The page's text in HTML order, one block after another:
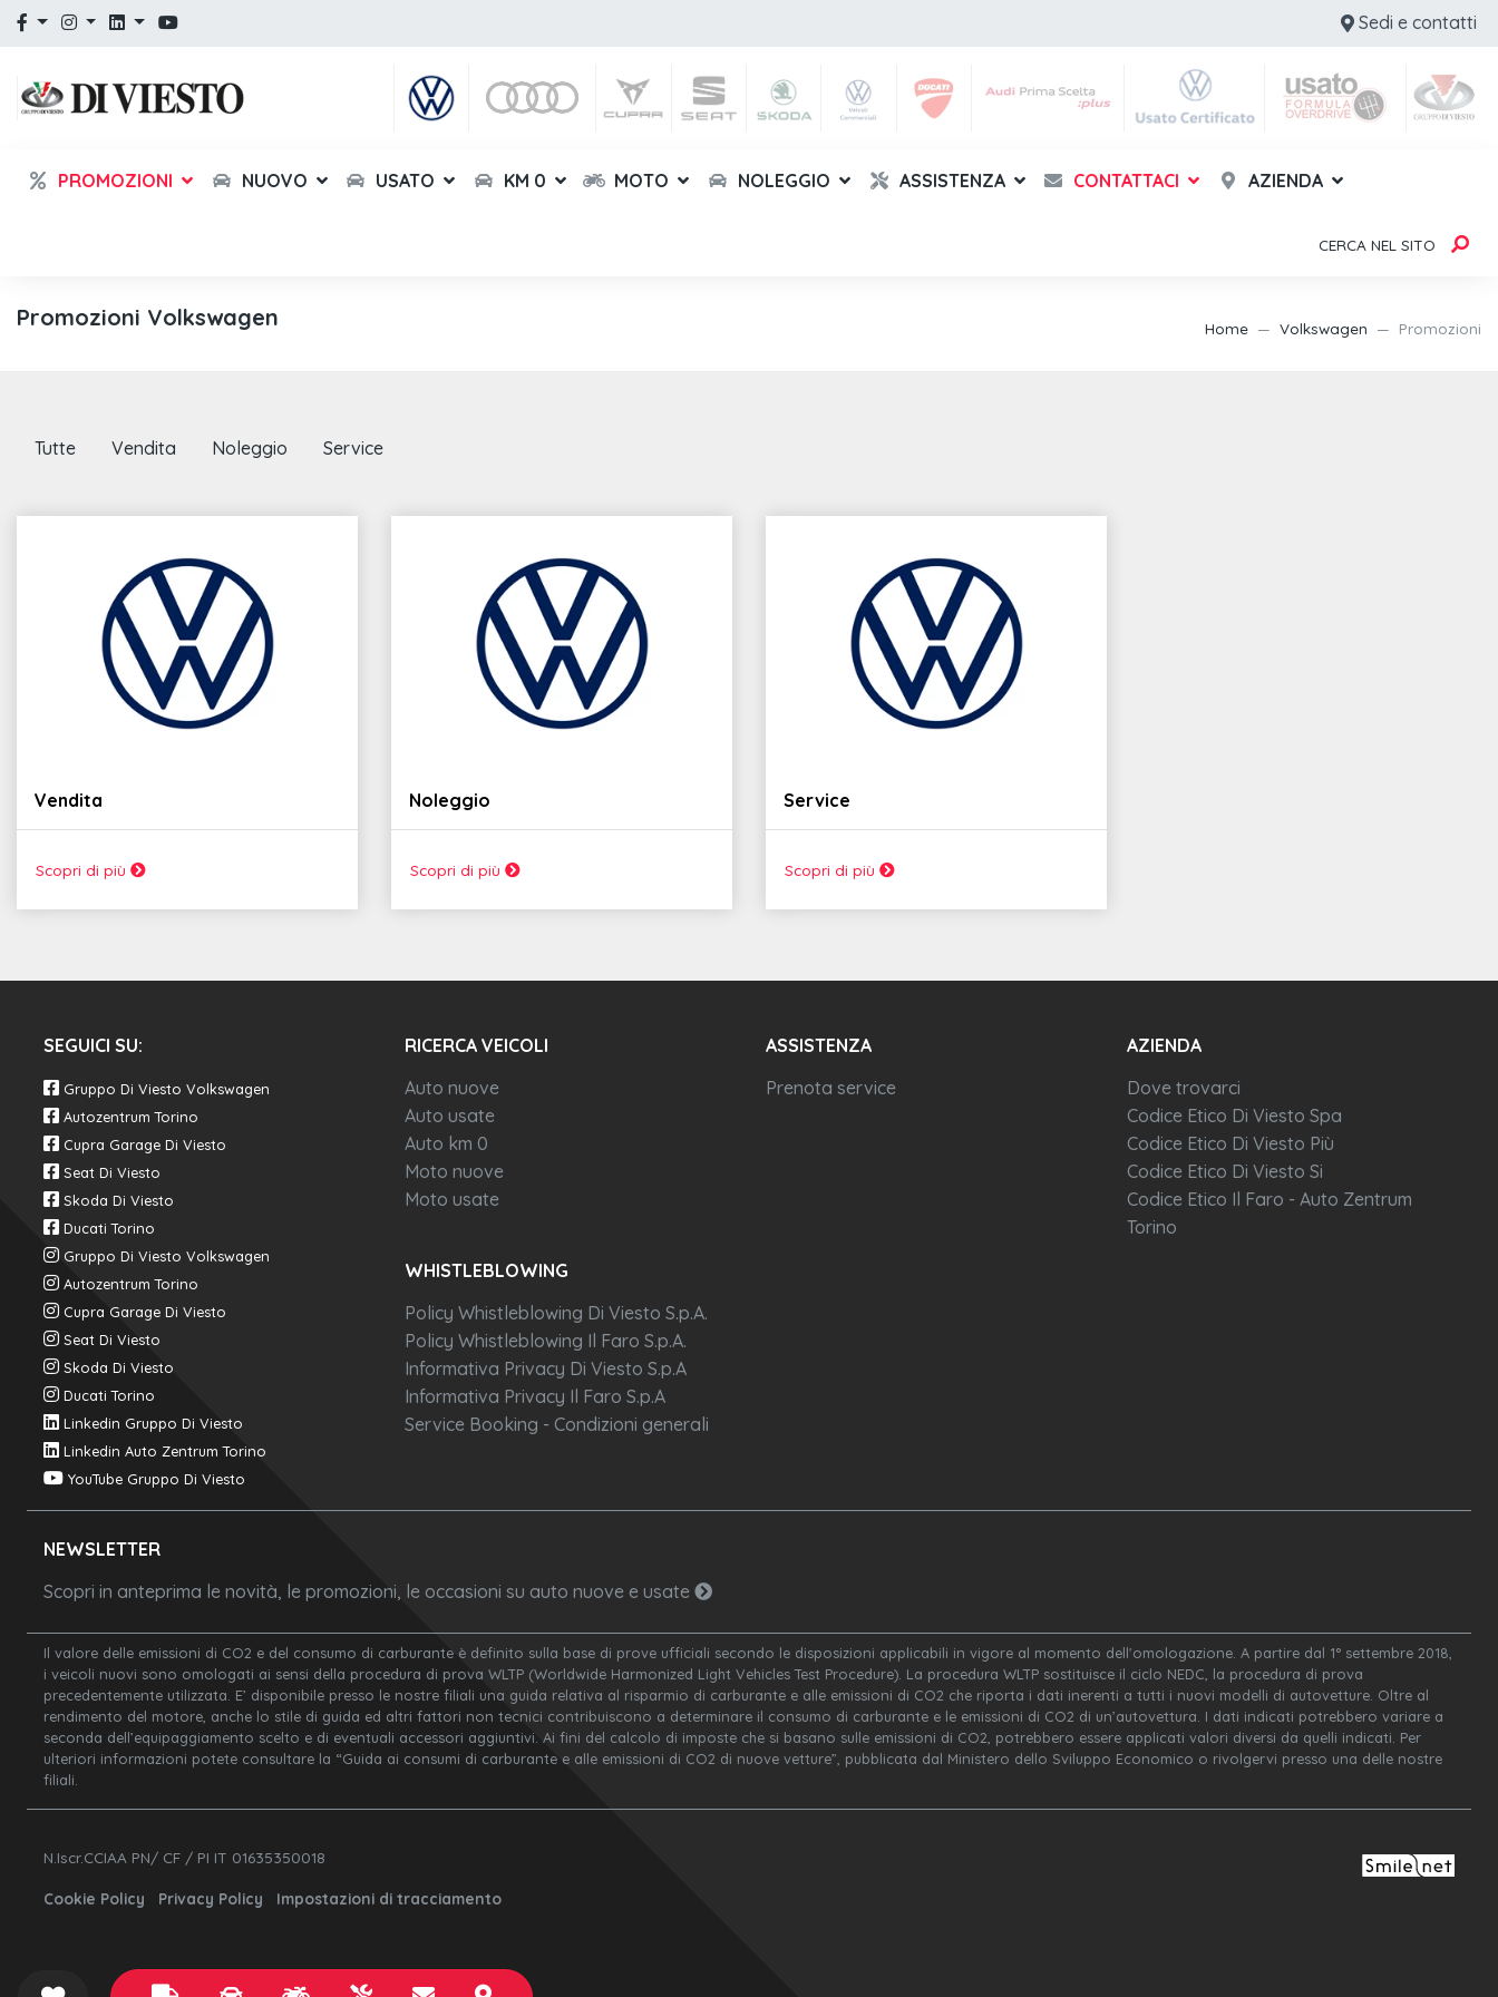
Sedi e contatti
PROMOZIONI NUOVO USATO KM 0 MOTO NOLEGGIO ASSISTENZA CONTATTACI AZIENDA
CERCA NEL SITO
Promozioni Volkswagen Home Volkswagen Promozioni
Tutte Vendita Noleggio Service
Vendita
Scopri di più
Noleggio
Scopri di più
Service
Scopri di più
SEGUICI SU:
Gruppo Di Viesto Volkswagen
Autozentrum Torino
Cupra Garage Di Viesto
Seat Di Viesto
Skoda Di Viesto
Ducati Torino
Gruppo Di Viesto Volkswagen
Autozentrum Torino
Cupra Garage Di Viesto
Seat Di Viesto
Skoda Di Viesto
Ducati Torino
Linkedin Gruppo Di Viesto
Linkedin Auto Zentrum Torino
YouTube Gruppo Di Viesto
RICERCA VEICOLI
Auto nuove
Auto usate
Auto km 0
Moto nuove
Moto usate
ASSISTENZA
Prenota service
AZIENDA
Dove trovarci
Codice Etico Di Viesto Spa
Codice Etico Di Viesto Più
Codice Etico Di Viesto Si
Codice Etico Il Faro - Auto Zentrum
Torino
WHISTLEBLOWING
Policy Whistleblowing Di Viesto S.p.A.
Policy Whistleblowing Il Faro S.p.A.
Informativa Privacy Di Viesto S.p.A
Informativa Privacy Il Faro S.p.A
Service Booking - Condizioni generali
NEWSLETTER
Scopri in anteprima le novità, le promozioni, le occasioni su auto nuove e usate
Il valore delle emissioni di CO2 e del consumo di carburante è definito sulla base di prove ufficiali secondo le disposizioni applicabili in vigore al momento dell'omologazione. A partire dal 1° settembre 2018,
i veicoli nuovi sono omologati ai sensi della procedura di prova WLTP (Worldwide Harmonized Light Vehicles Test Procedure). La procedura WLTP sostituisce il ciclo NEDC, la procedura di prova
precedentemente utilizzata. E’ disponibile presso le nostre filiali una guida relativa al risparmio di carburante e alle emissioni di CO2 che riporta i dati inerenti a tutti i nuovi modelli di autovetture. Oltre al
rendimento del motore, anche lo stile di guida ed altri fattori non tecnici contribuiscono a determinare il consumo di carburante e le emissioni di CO2 di un’autovettura. I dati indicati potrebbero variare a
seconda dell’equipaggiamento scelto e di eventuali accessori aggiuntivi. Ai fini del calcolo di imposte che si basano sulle emissioni di CO2, potrebbero essere applicati valori diversi da quelli indicati. Per
ulteriori informazioni potete consultare la “Guida ai consumi di carburante e alle emissioni di CO2 di nuove vetture”, pubblicata dal Ministero dello Sviluppo Economico o rivolgervi presso una delle nostre
filiali.
N.Iscr.CCIAA PN/ CF / PI IT 01635350018
Cookie Policy Privacy Policy Impostazioni di tracciamento